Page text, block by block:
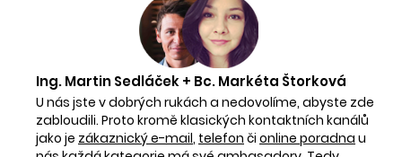
Ing. Martin Sedláček + Bc. Markéta Štorková
U nás jste v dobrých rukách a nedovolíme, abyste zde
zabloudili. Proto kromě klasických kontaktních kanálů
jako je zákaznický e-mail, telefon či online poradna u